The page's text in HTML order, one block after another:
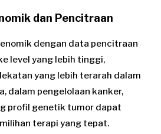
dan Pencitraan
dengan data pencitraan
level yang lebih tinggi,
yang lebih terarah dalam
dalam pengelolaan kanker,
profil genetik tumor dapat
terapi yang tepat.